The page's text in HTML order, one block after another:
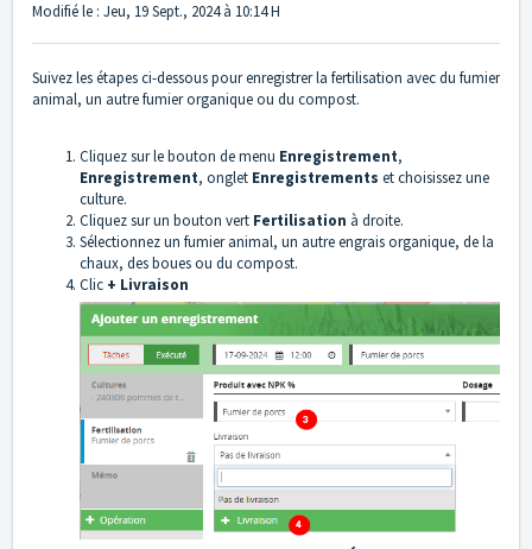
Modifié le : Jeu, 19 Sept., 2024 à 10:14 H
Suivez les étapes ci-dessous pour enregistrer la fertilisation avec du fumier
animal, un autre fumier organique ou du compost.
Cliquez sur le bouton de menu Enregistrement,
Enregistrement, onglet Enregistrements et choisissez une
culture.
Cliquez sur un bouton vert Fertilisation à droite.
Sélectionnez un fumier animal, un autre engrais organique, de la
chaux, des boues ou du compost.
Clic + Livraison